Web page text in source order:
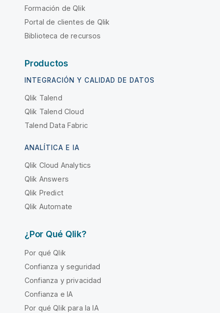
Formación de Qlik
Portal de clientes de Qlik
Biblioteca de recursos
Productos
INTEGRACIÓN Y CALIDAD DE DATOS
Qlik Talend
Qlik Talend Cloud
Talend Data Fabric
ANALÍTICA E IA
Qlik Cloud Analytics
Qlik Answers
Qlik Predict
Qlik Automate
¿Por Qué Qlik?
Por qué Qlik
Confianza y seguridad
Confianza y privacidad
Confianza e IA
Por qué Qlik para la IA